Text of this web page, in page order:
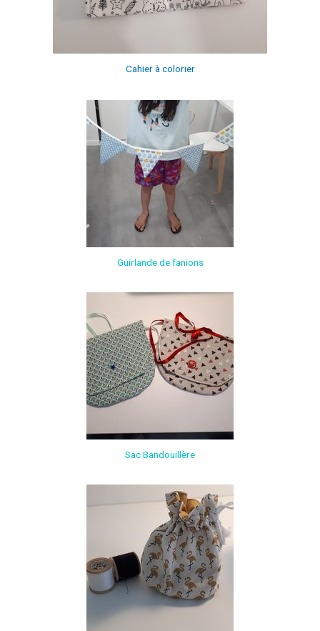
Cahier à colorier
Guirlande de fanions
Sac Bandouillère